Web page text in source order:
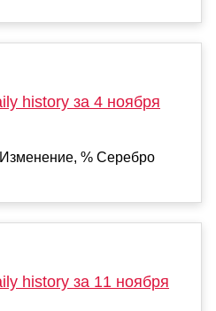
history за 4 ноября
% Серебро
history за 11 ноября